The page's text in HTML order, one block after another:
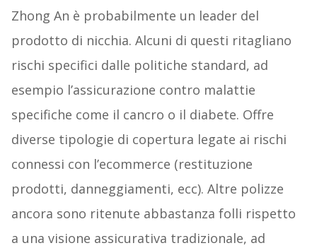
Zhong An è probabilmente un leader del
prodotto di nicchia. Alcuni di questi ritagliano
rischi specifici dalle politiche standard, ad
esempio l’assicurazione contro malattie
specifiche come il cancro o il diabete. Offre
diverse tipologie di copertura legate ai rischi
connessi con l’ecommerce (restituzione
prodotti, danneggiamenti, ecc). Altre polizze
ancora sono ritenute abbastanza folli rispetto
a una visione assicurativa tradizionale, ad